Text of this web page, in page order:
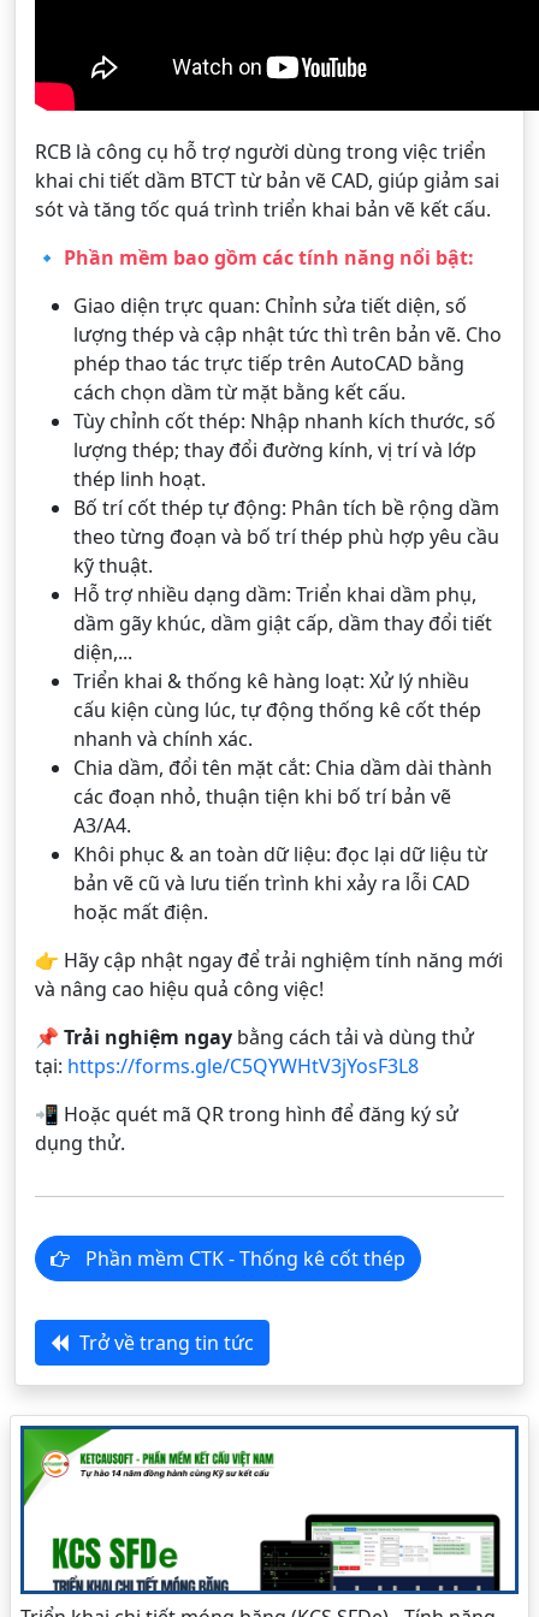
RCB là công cụ hỗ trợ người dùng trong việc triển
khai chi tiết dầm BTCT từ bản vẽ CAD, giúp giảm sai
sót và tăng tốc quá trình triển khai bản vẽ kết cấu.
🔹 Phần mềm bao gồm các tính năng nổi bật:
Giao diện trực quan: Chỉnh sửa tiết diện, số
lượng thép và cập nhật tức thì trên bản vẽ. Cho
phép thao tác trực tiếp trên AutoCAD bằng
cách chọn dầm từ mặt bằng kết cấu.
Tùy chỉnh cốt thép: Nhập nhanh kích thước, số
lượng thép; thay đổi đường kính, vị trí và lớp
thép linh hoạt.
Bố trí cốt thép tự động: Phân tích bề rộng dầm
theo từng đoạn và bố trí thép phù hợp yêu cầu
kỹ thuật.
Hỗ trợ nhiều dạng dầm: Triển khai dầm phụ,
dầm gãy khúc, dầm giật cấp, dầm thay đổi tiết
diện,...
Triển khai & thống kê hàng loạt: Xử lý nhiều
cấu kiện cùng lúc, tự động thống kê cốt thép
nhanh và chính xác.
Chia dầm, đổi tên mặt cắt: Chia dầm dài thành
các đoạn nhỏ, thuận tiện khi bố trí bản vẽ
A3/A4.
Khôi phục & an toàn dữ liệu: đọc lại dữ liệu từ
bản vẽ cũ và lưu tiến trình khi xảy ra lỗi CAD
hoặc mất điện.
👉 Hãy cập nhật ngay để trải nghiệm tính năng mới
và nâng cao hiệu quả công việc!
📌 Trải nghiệm ngay bằng cách tải và dùng thử
tại: https://forms.gle/C5QYWHtV3jYosF3L8
📲 Hoặc quét mã QR trong hình để đăng ký sử
dụng thử.
Phần mềm CTK - Thống kê cốt thép
Trở về trang tin tức